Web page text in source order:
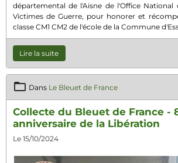
départemental de l'Aisne de l'Office
Victimes de Guerre, pour honorer et
classe CM1 CM2 de l'école de la Commune
Lire la suite
Dans Le Bleuet de France
Collecte du Bleuet de France -
anniversaire de la Libération
Le 15/10/2024